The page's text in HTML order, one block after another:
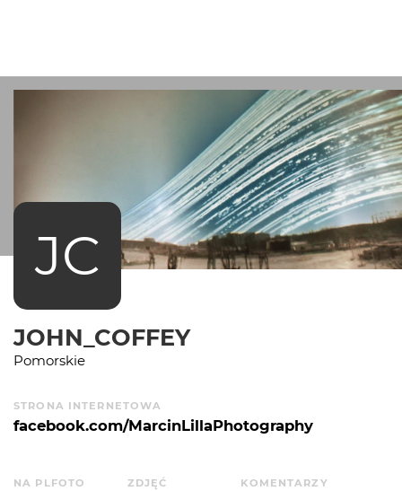
JC
JOHN_COFFEY
Pomorskie
STRONA INTERNETOWA
facebook.com/MarcinLillaPhotography
NA PLFOTO ZDJĘĆ KOMENTARZY